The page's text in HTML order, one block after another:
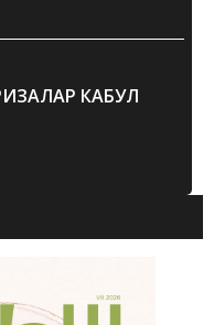
КАБУЛ